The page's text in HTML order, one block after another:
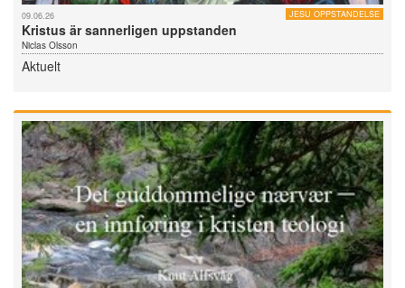
09.06.26 JESU OPPSTANDELSE
Kristus är sannerligen uppstanden
Niclas Olsson
Aktuelt